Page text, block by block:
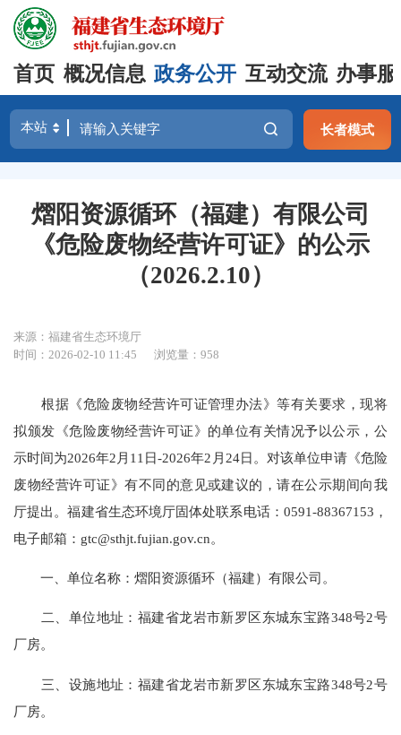
首页 概况信息 政务公开 互动交流 办事
长者模式
熠阳资源循环（福建）有限公司
《危险废物经营许可证》的公示
（2026.2.10）
来源：福建省生态环境厅
时间：2026-02-10 11:45
浏览量：958
根据《危险废物经营许可证管理办法》等有关要求，现将
拟颁发《危险废物经营许可证》的单位有关情况予以公示，公
示时间为2026年2月11日-2026年2月24日。对该单位申请《危险
废物经营许可证》有不同的意见或建议的，请在公示期间向我
厅提出。福建省生态环境厅固体处联系电话：0591-88367153，
电子邮箱：gtc@sthjt.fujian.gov.cn。
一、单位名称：熠阳资源循环（福建）有限公司。
二、单位地址：福建省龙岩市新罗区东城东宝路348号2号
厂房。
三、设施地址：福建省龙岩市新罗区东城东宝路348号2号
厂房。